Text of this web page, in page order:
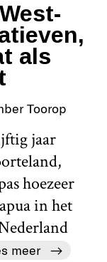
als
Toorop
jaar
hoezeer
in het
meer